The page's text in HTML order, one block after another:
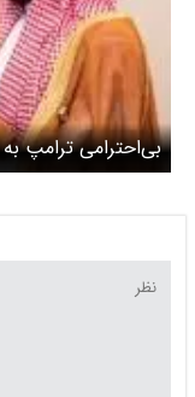
بی‌احترامی ترامپ